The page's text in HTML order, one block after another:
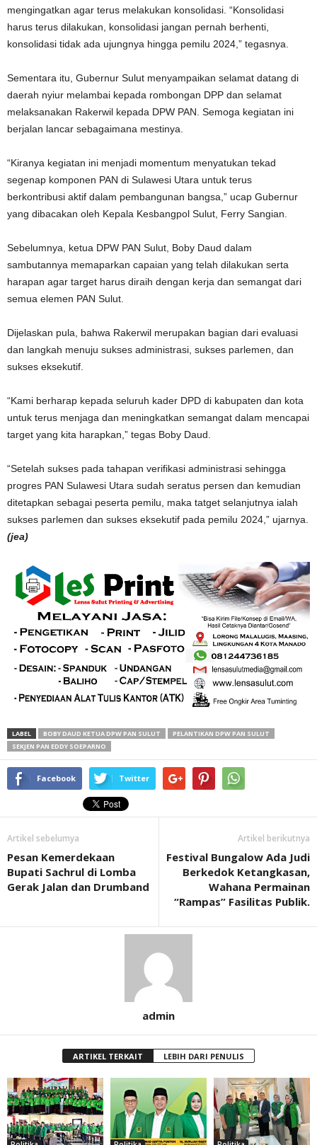
mengingatkan agar terus melakukan konsolidasi. “Konsolidasi
harus terus dilakukan, konsolidasi jangan pernah berhenti,
konsolidasi tidak ada ujungnya hingga pemilu 2024,” tegasnya.
Sementara itu, Gubernur Sulut menyampaikan selamat datang di
daerah nyiur melambai kepada rombongan DPP dan selamat
melaksanakan Rakerwil kepada DPW PAN. Semoga kegiatan ini
berjalan lancar sebagaimana mestinya.
“Kiranya kegiatan ini menjadi momentum menyatukan tekad
segenap komponen PAN di Sulawesi Utara untuk terus
berkontribusi aktif dalam pembangunan bangsa,” ucap Gubernur
yang dibacakan oleh Kepala Kesbangpol Sulut, Ferry Sangian.
Sebelumnya, ketua DPW PAN Sulut, Boby Daud dalam
sambutannya memaparkan capaian yang telah dilakukan serta
harapan agar target harus diraih dengan kerja dan semangat dari
semua elemen PAN Sulut.
Dijelaskan pula, bahwa Rakerwil merupakan bagian dari evaluasi
dan langkah menuju sukses administrasi, sukses parlemen, dan
sukses eksekutif.
“Kami berharap kepada seluruh kader DPD di kabupaten dan kota
untuk terus menjaga dan meningkatkan semangat dalam mencapai
target yang kita harapkan,” tegas Boby Daud.
“Setelah sukses pada tahapan verifikasi administrasi sehingga
progres PAN Sulawesi Utara sudah seratus persen dan kemudian
ditetapkan sebagai peserta pemilu, maka tatget selanjutnya ialah
sukses parlemen dan sukses eksekutif pada pemilu 2024,” ujarnya.
(jea)
LABEL BOBY DAUD KETUA DPW PAN SULUT
PELANTIKAN DPW PAN SULUT
SEKJEN PAN EDDY SOEPARNO
Facebook Twitter
Artikel sebelumya
Pesan Kemerdekaan
Bupati Sachrul di Lomba
Gerak Jalan dan Drumband
Artikel berikutnya
Festival Bungalow Ada Judi
Berkedok Ketangkasan,
Wahana Permainan
“Rampas” Fasilitas Publik.
admin
ARTIKEL TERKAIT LEBIH DARI PENULIS